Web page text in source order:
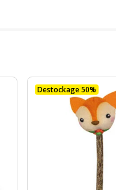
Destockage 50%